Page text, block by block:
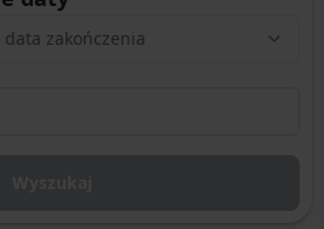
zakończenia